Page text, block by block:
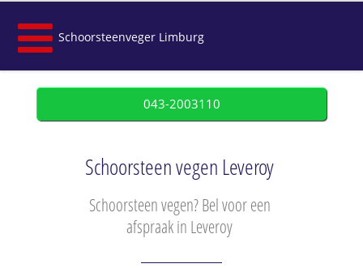
Schoorsteenveger Limburg
043-2003110
Schoorsteen vegen Leveroy
Schoorsteen vegen? Bel voor een
afspraak in Leveroy